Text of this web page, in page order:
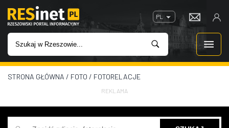
PL
WIADOMOŚCI
INWESTYCJE
STRONA GŁÓWNA / FOTO / FOTORELACJE
REKLAMA